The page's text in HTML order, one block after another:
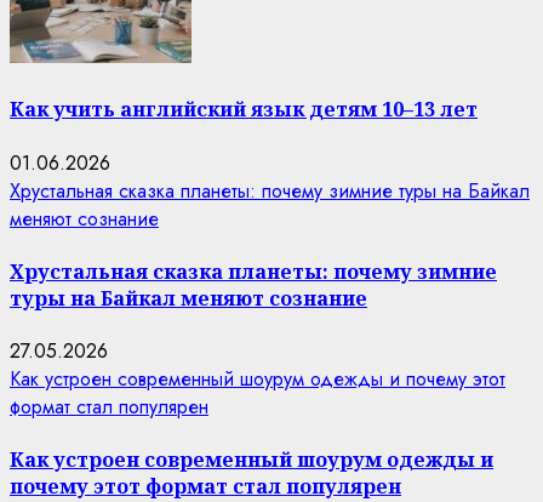
Как учить английский язык детям 10–13 лет
01.06.2026
Хрустальная сказка планеты: почему зимние туры на Байкал
меняют сознание
Хрустальная сказка планеты: почему зимние
туры на Байкал меняют сознание
27.05.2026
Как устроен современный шоурум одежды и почему этот
формат стал популярен
Как устроен современный шоурум одежды и
почему этот формат стал популярен